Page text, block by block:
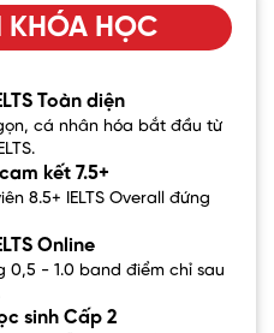
KHÓA HỌC
Toàn diện
cá nhân hóa bắt đầu từ
kết 7.5+
8.5+ IELTS Overall đứng
Online
0,5 - 1.0 band điểm chỉ sau
sinh Cấp 2